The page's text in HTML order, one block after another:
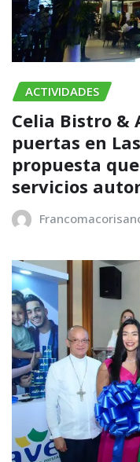
ACTIVIDADES
Celia Bistro &
puertas en
propuesta
servicios